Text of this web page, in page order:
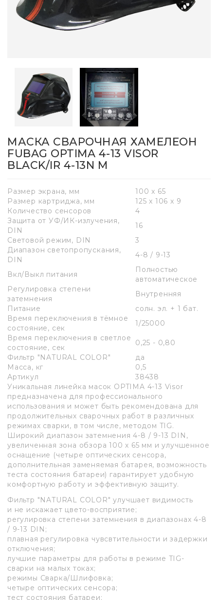
МАСКА СВАРОЧНАЯ ХАМЕЛЕОН
FUBAG OPTIMA 4-13 VISOR
BLACK/IR 4-13N M
Размер экрана, мм
100 x 65
Размер картриджа, мм
125 x 106 x 9
Количество сенсоров
4
Защита от УФ/ИК-излучения,
DIN
16
Световой режим, DIN
3
Диапазон светопропускания,
DIN
4-8 / 9-13
Вкл/Выкл питания
Полностью
автоматическое
Регулировка степени
затемнения
Внутренняя
Питание
солн. эл. + 1 бат.
Время переключения в тёмное
состояние, сек
1/25000
Время переключения в светлое
состояние, сек
0,25 - 0,80
Фильтр "NATURAL COLOR"
да
Масса, кг
0,5
Артикул
38438
Уникальная линейка масок OPTIMA 4-13 Visor
предназначена для профессионального
использования и может быть рекомендована для
продолжительных сварочных работ в различных
режимах сварки, в том числе, методом TIG.
Широкий диапазон затемнения 4-8 / 9-13 DIN,
увеличенная зона обзора 100 х 65 мм и улучшенное
оснащение (четыре оптических сенсора,
дополнительная заменяемая батарея, возможность
теста состояния батареи) гарантирует удобную
комфортную работу и эффективную защиту.
Фильтр "NATURAL COLOR" улучшает видимость
и не искажает цвето-восприятие;
регулировка степени затемнения в диапазонах 4-8
/ 9-13 DIN;
плавная регулировка чувсвтительности и задержки
отключения;
лучшие параметры для работы в режиме TIG-
сварки на малых токах;
режимы Сварка/Шлифовка;
четыре оптических сенсора;
тест состояния батареи;